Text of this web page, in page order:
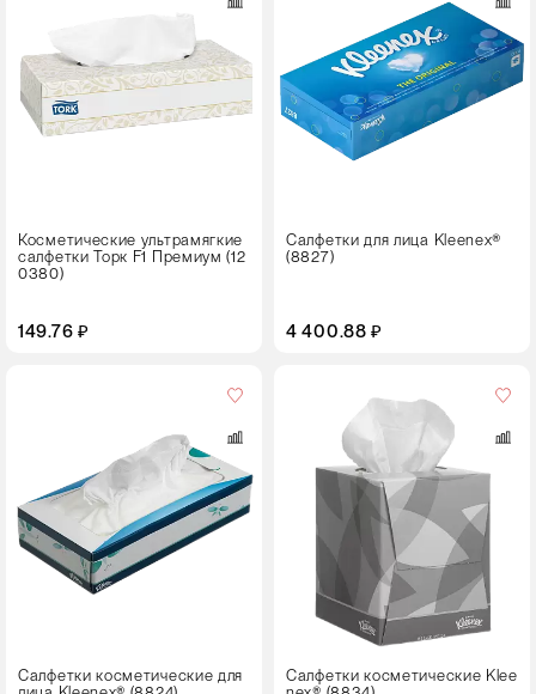
Косметические ультрамягкие
салфетки Торк F1 Премиум (12
0380)
149.76 ₽
Салфетки для лица Kleenex®
(8827)
4 400.88 ₽
Цвет
Салфетки косметические для
Салфетки косметические Klee
Цвет